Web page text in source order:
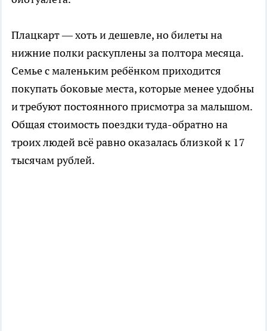
Плацкарт — хоть и дешевле, но билеты на
нижние полки раскуплены за полтора месяца.
Семье с маленьким ребёнком приходится
покупать боковые места, которые менее удобны
и требуют постоянного присмотра за малышом.
Общая стоимость поездки туда-обратно на
троих людей всё равно оказалась близкой к 17
тысячам рублей.